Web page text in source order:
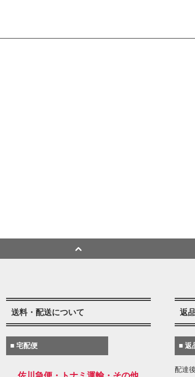
送料・配送について
■ 宅配便
返
■ 返
配達